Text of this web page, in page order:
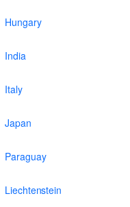
Hungary
India
Italy
Japan
Paraguay
Liechtenstein